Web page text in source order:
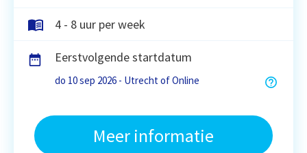
4 - 8 uur per week
Eerstvolgende startdatum
do 10 sep 2026 - Utrecht of Online
Meer informatie